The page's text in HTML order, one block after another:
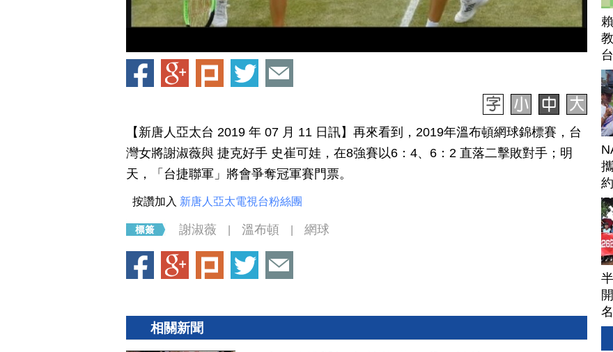
【新唐人亞太台 2019 年 07 月 11 日訊】再來看到，2019年溫布頓網球錦標賽，台
灣女將謝淑薇與 捷克好手 史崔可娃，在8強賽以6：4、6：2 直落二擊敗對手；明
天，「台捷聯軍」將會爭奪冠軍賽門票。
按讚加入 新唐人亞太電視台粉絲團
謝淑薇 溫布頓 網球
相關新聞
球